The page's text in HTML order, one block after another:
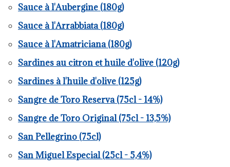
Sauce à l'Aubergine (180g)
Sauce à l'Arrabbiata (180g)
Sauce à l'Amatriciana (180g)
Sardines au citron et huile d'olive (120g)
Sardines à l'huile d'olive (125g)
Sangre de Toro Reserva (75cl - 14%)
Sangre de Toro Original (75cl - 13,5%)
San Pellegrino (75cl)
San Miguel Especial (25cl - 5,4%)